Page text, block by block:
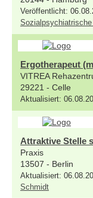
Veröffentlicht:
Sozialpsychiatrische
Ergotherapeut
VITREA
29221 - Celle
Aktualisiert:
Attraktive Stelle
Praxis
13507 - Berlin
Aktualisiert:
Schmidt